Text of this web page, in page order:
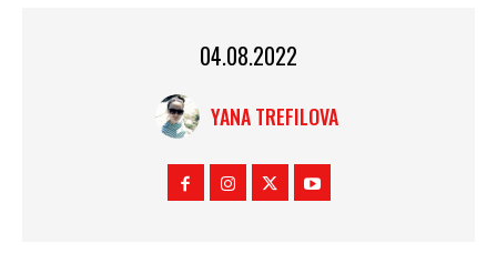
04.08.2022
YANA TREFILOVA